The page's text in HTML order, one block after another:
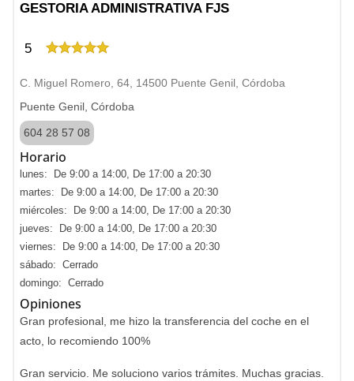
GESTORIA ADMINISTRATIVA FJS
5
C. Miguel Romero, 64, 14500 Puente Genil, Córdoba
Puente Genil, Córdoba
604 28 57 08
Horario
lunes: De 9:00 a 14:00, De 17:00 a 20:30
martes: De 9:00 a 14:00, De 17:00 a 20:30
miércoles: De 9:00 a 14:00, De 17:00 a 20:30
jueves: De 9:00 a 14:00, De 17:00 a 20:30
viernes: De 9:00 a 14:00, De 17:00 a 20:30
sábado: Cerrado
domingo: Cerrado
Opiniones
Gran profesional, me hizo la transferencia del coche en el
acto, lo recomiendo 100%
Gran servicio. Me soluciono varios trámites. Muchas gracias.